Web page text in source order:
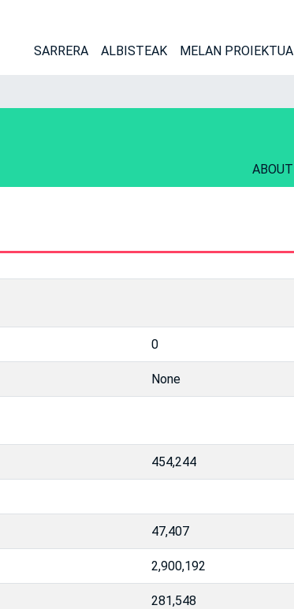
SARRERA ALBISTEAK MELAN PROIEKTUA
ABOUT
0
None
454,244
47,407
2,900,192
281,548